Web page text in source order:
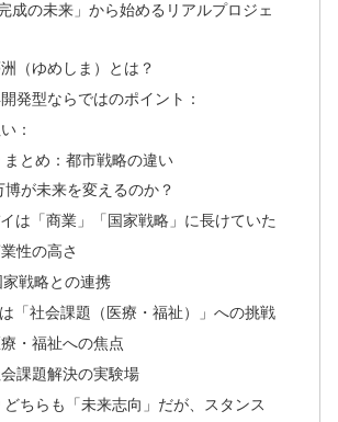
完成の未来」から始めるリアルプロジェ
（ゆめしま）とは？
発型ならではのポイント：
：
まとめ：都市戦略の違い
博が未来を変えるのか？
は「商業」「国家戦略」に長けていた
性の高さ
戦略との連携
「社会課題（医療・福祉）」への挑戦
療・福祉への焦点
課題解決の実験場
どちらも「未来志向」だが、スタンス